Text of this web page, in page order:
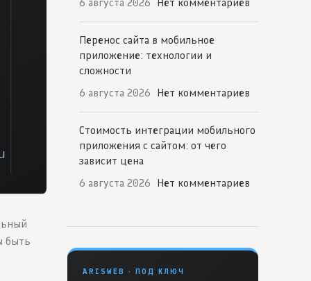
быть
Перенос сайта в мобильное
приложение: технологии и
сложности
6 августа 2026 Нет комментариев
Стоимость интеграции мобильного
приложения с сайтом: от чего
зависит цена
6 августа 2026 Нет комментариев
ARISWEB · ПОД КЛЮЧ